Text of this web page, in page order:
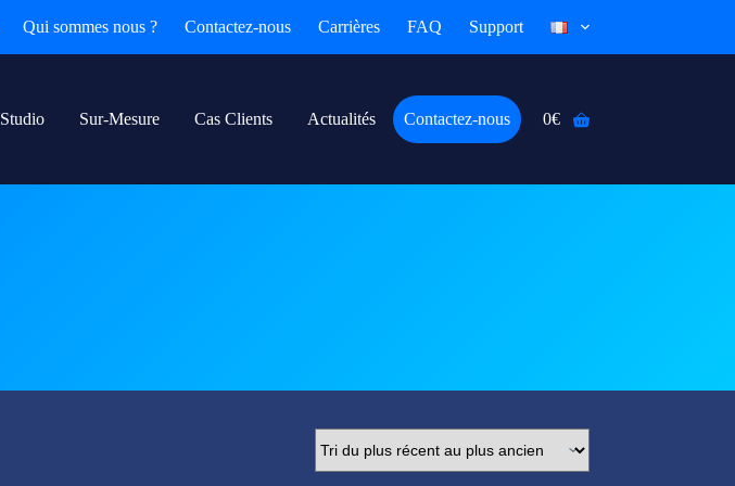
Qui sommes nous ? Contactez-nous Carrières FAQ Support
Studio Sur-Mesure Cas Clients Actualités Contactez-nous
Panier
0€